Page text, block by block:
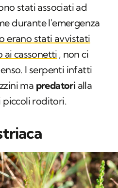
stati associati ad
durante l'emergenza
erano stati avvistati
ai cassonetti , non ci
I serpenti infatti
ma predatori alla
roditori.